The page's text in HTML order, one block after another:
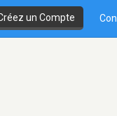
un Compte